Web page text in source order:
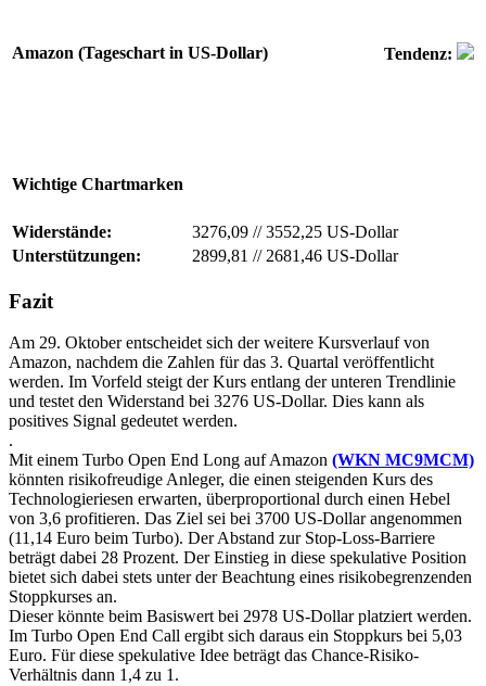
Amazon (Tageschart in US-Dollar) Tendenz:
Wichtige Chartmarken
Widerstände: 3276,09 //3552,25 US-Dollar
Unterstützungen:
2899,81 //2681,46 US-Dollar
Fazit
Am 29. Oktober entscheidet sich der weitere Kursverlauf von
Amazon, nachdem die Zahlen für das 3. Quartal veröffentlicht
werden. Im Vorfeld steigt der Kurs entlang der unteren Trendlinie
und testet den Widerstand bei 3276 US-Dollar. Dies kann als
positives Signal gedeutet werden.
.
Mit einem Turbo Open End Long auf Amazon (WKN MC9MCM)
könnten risikofreudige Anleger, die einen steigenden Kurs des
Technologieriesen erwarten, überproportional durch einen Hebel
von 3,6 profitieren. Das Ziel sei bei 3700 US-Dollar angenommen
(11,14 Euro beim Turbo). Der Abstand zur Stop-Loss-Barriere
beträgt dabei 28 Prozent. Der Einstieg in diese spekulative Position
bietet sich dabei stets unter der Beachtung eines risikobegrenzenden
Stoppkurses an.
Dieser könnte beim Basiswert bei 2978 US-Dollar platziert werden.
Im Turbo Open End Call ergibt sich daraus ein Stoppkurs bei 5,03
Euro. Für diese spekulative Idee beträgt das Chance-Risiko-
Verhältnis dann 1,4 zu 1.